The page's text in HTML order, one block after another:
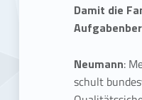
Damit die
Neumann:
schult